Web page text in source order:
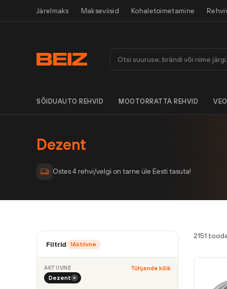
Järelmaks Makseviisid Kohaletoimetamine
SÕIDUAUTO REHVID MOOTORRATTA REHVID
Dezent
Ostes 4 rehvi/velgi on tarne üle Eesti tasuta!
Filtrid 1Aktiivne
AKTIIVNE
Tühjenda kõik
Dezent ×
2151